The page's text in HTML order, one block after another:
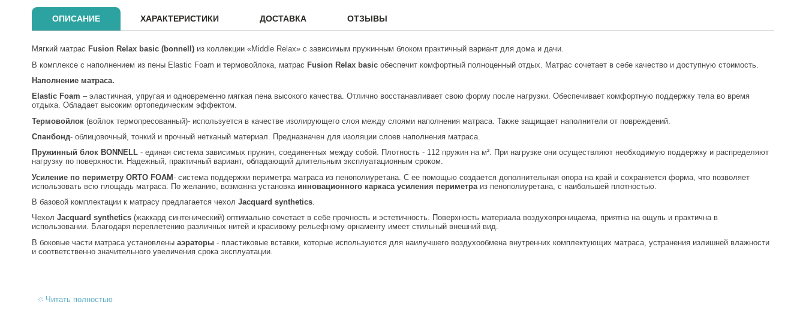
ОПИСАНИЕ ХАРАКТЕРИСТИКИ ДОСТАВКА ОТЗЫВЫ
Мягкий матрас Fusion Relax basic (bonnell ) из коллекции «Middle Relax» c зависимым пружинным блоком практичный вариант для дома и дачи.
В комплексе с наполнением из пены Elastic Foam и термовойлока, матрас Fusion Relax basicобеспечит комфортный полноценный отдых. Матрас сочетает в себе качество и доступную стоимость.
Наполнение матраса.
Elastic Foam – эластичная, упругая и одновременно мягкая пена высокого качества. Отлично восстанавливает свою форму после нагрузки. Обеспечивает комфортную поддержку тела во время
отдыха. Обладает высоким ортопедическим эффектом.
Термовойлок (войлок термопресованный)- используется в качестве изолирующего слоя между слоями наполнения матраса. Также защищает наполнители от повреждений.
Спанбонд- облицовочный, тонкий и прочный нетканый материал. Предназначен для изоляции слоев наполнения матраса.
Пружинный блок BONNELL - единая система зависимых пружин, соединенных между собой. Плотность - 112 пружин на м². При нагрузке они осуществляют необходимую поддержку и распределяют
нагрузку по поверхности. Надежный, практичный вариант, обладающий длительным эксплуатационным сроком.
Усиление по периметру ORTO FOAM- система поддержки периметра матраса из пенополиуретана. С ее помощью создается дополнительная опора на край и сохраняется форма, что позволяет
использовать всю площадь матраса. По желанию, возможна установка инновационного каркаса усиления периметра из пенополиуретана, с наибольшей плотностью.
В базовой комплектации к матрасу предлагается чехол Jacquard synthetics.
Чехол Jacquard synthetics(жаккард синтенический) оптимально сочетает в себе прочность и эстетичность. Поверхность материала воздухопроницаема, приятна на ощупь и практична в
использовании. Благодаря переплетению различных нитей и красивому рельефному орнаменту имеет стильный внешний вид.
В боковые части матраса установлены аэраторы- пластиковые вставки, которые используются для наилучшего воздухообмена внутренних комплектующих матраса, устранения излишней влажности
и соответственно значительного увеличения срока эксплуатации.
Читать полностью